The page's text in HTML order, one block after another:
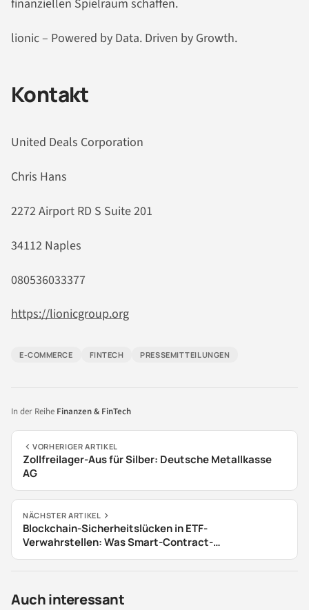
finanziellen Spielraum schaffen.
lionic – Powered by Data. Driven by Growth.
Kontakt
United Deals Corporation
Chris Hans
2272 Airport RD S Suite 201
34112 Naples
080536033377
https://lionicgroup.org
E-COMMERCE FINTECH PRESSEMITTEILUNGEN
In der Reihe Finanzen & FinTech
VORHERIGER ARTIKEL
Zollfreilager-Aus für Silber: Deutsche Metallkasse
AG
NÄCHSTER ARTIKEL
Blockchain-Sicherheitslücken in ETF-
Verwahrstellen: Was Smart-Contract-
Schwachstellen für Anleger bedeuten
Auch interessant